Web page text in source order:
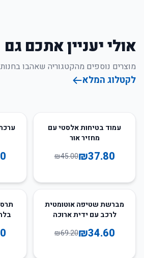
אולי יעניין אתכם גם
מוצרים נוספים מהקטגוריה שאהבו
לקטלוג המלא
16
עמוד בטיחות אלסטי עם
מחזיר אור
₪37.80
₪45.00
50%
50%מברשת שטיפה אוטומטית
לרכב עם ידית ארוכה
₪34.60
₪69.20
34
בלתי